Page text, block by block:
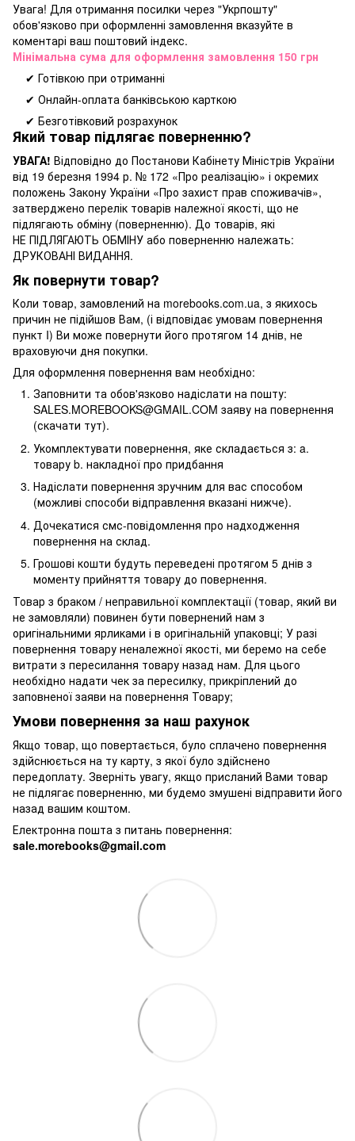
Увага! Для отримання посилки через "Укрпошту"
обов'язково при оформленні замовлення вказуйте в
коментарі ваш поштовий індекс.
Мінімальна сума для оформлення замовлення 150 грн
✔ Готівкою при отриманні
✔ Онлайн-оплата банківською карткою
✔ Безготівковий розрахунок
Який товар підлягає поверненню?
УВАГА! Відповідно до Постанови Кабінету Міністрів України
від 19 березня 1994 р. № 172 «Про реалізацію» і окремих
положень Закону України «Про захист прав споживачів»,
затверджено перелік товарів належної якості, що не
підлягають обміну (поверненню). До товарів, які
НЕ ПІДЛЯГАЮТЬ ОБМІНУ або поверненню належать:
ДРУКОВАНІ ВИДАННЯ.
Як повернути товар?
Коли товар, замовлений на morebooks.com.ua, з якихось
причин не підійшов Вам, (і відповідає умовам повернення
пункт I) Ви може повернути його протягом 14 днів, не
враховуючи дня покупки.
Для оформлення повернення вам необхідно:
Заповнити та обов'язково надіслати на пошту:
SALES.MOREBOOKS@GMAIL.COM заяву на повернення
(скачати тут).
Укомплектувати повернення, яке складається з: a.
товару b. накладної про придбання
Надіслати повернення зручним для вас способом
(можливі способи відправлення вказані нижче).
Дочекатися смс-повідомлення про надходження
повернення на склад.
Грошові кошти будуть переведені протягом 5 днів з
моменту прийняття товару до повернення.
Товар з браком / неправильної комплектації (товар, який ви
не замовляли) повинен бути повернений нам з
оригінальними ярликами і в оригінальній упаковці; У разі
повернення товару неналежної якості, ми беремо на себе
витрати з пересилання товару назад нам. Для цього
необхідно надати чек за пересилку, прикріплений до
заповненої заяви на повернення Товару;
Умови повернення за наш рахунок
Якщо товар, що повертається, було сплачено повернення
здійснюється на ту карту, з якої було здійснено
передоплату. Зверніть увагу, якщо присланий Вами товар
не підлягає поверненню, ми будемо змушені відправити його
назад вашим коштом.
Електронна пошта з питань повернення:
sale.morebooks@gmail.com